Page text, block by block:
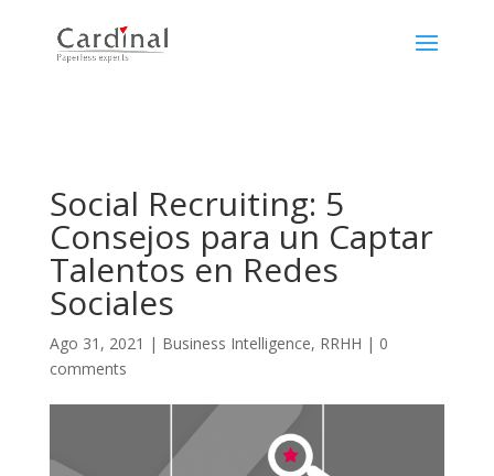
Social Recruiting: 5
Consejos para un Captar
Talentos en Redes
Sociales
Ago 31, 2021 | Business Intelligence, RRHH | 0
comments